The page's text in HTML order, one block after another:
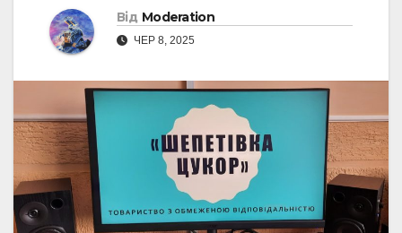
Від Moderation
ЧЕР 8, 2025